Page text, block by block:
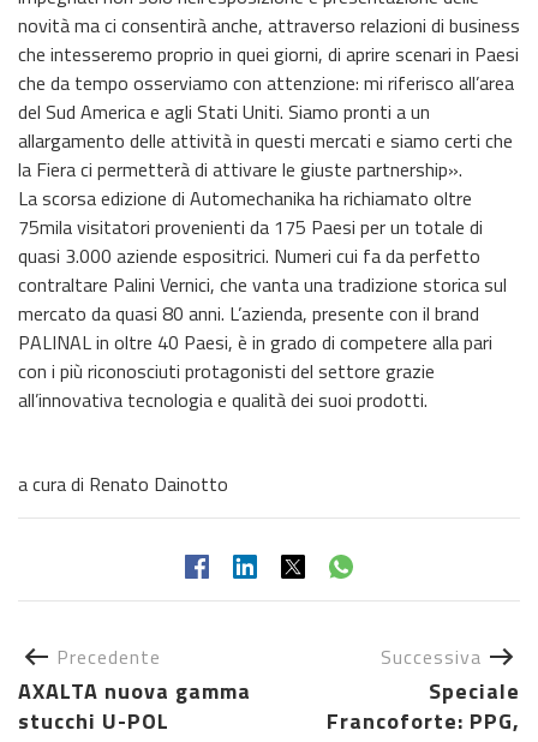
novità ma ci consentirà anche, attraverso relazioni di business
che intesseremo proprio in quei giorni, di aprire scenari in Paesi
che da tempo osserviamo con attenzione: mi riferisco all’area
del Sud America e agli Stati Uniti. Siamo pronti a un
allargamento delle attività in questi mercati e siamo certi che
la Fiera ci permetterà di attivare le giuste partnership».
La scorsa edizione di Automechanika ha richiamato oltre
75mila visitatori provenienti da 175 Paesi per un totale di
quasi 3.000 aziende espositrici. Numeri cui fa da perfetto
contraltare Palini Vernici, che vanta una tradizione storica sul
mercato da quasi 80 anni. L’azienda, presente con il brand
PALINAL in oltre 40 Paesi, è in grado di competere alla pari
con i più riconosciuti protagonisti del settore grazie
all’innovativa tecnologia e qualità dei suoi prodotti.
a cura di Renato Dainotto
Precedente
AXALTA nuova gamma
stucchi U-POL
Successiva
Speciale
Francoforte: PPG,